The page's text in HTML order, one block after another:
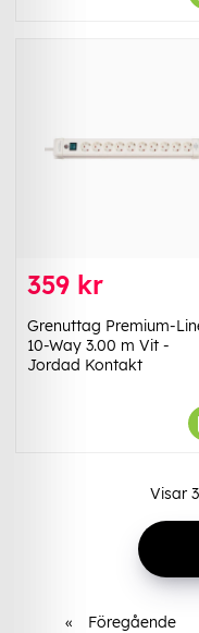
359 kr
Grenuttag Premium-
10-Way 3.00 m Vit -
Jordad Kontakt
Visar
« Föregående